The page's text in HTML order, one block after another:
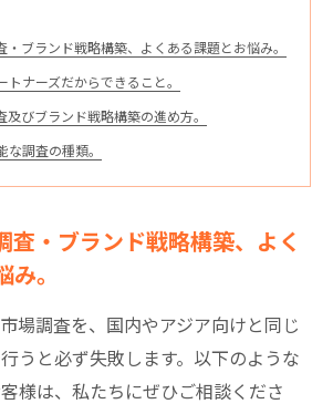
・ブランド戦略構築、よくある課題とお悩み。
トナーズだからできること。
及びブランド戦略構築の進め方。
調査の種類。
査・ブランド戦略構築、よく
。
場調査を、国内やアジア向けと同じ
うと必ず失敗します。以下のような
様は、私たちにぜひご相談くださ